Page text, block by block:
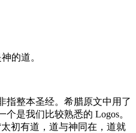
的道。
指整本圣经。希腊原文中用了
是我们比较熟悉的 Logos。
初有道，道与神同在，道就